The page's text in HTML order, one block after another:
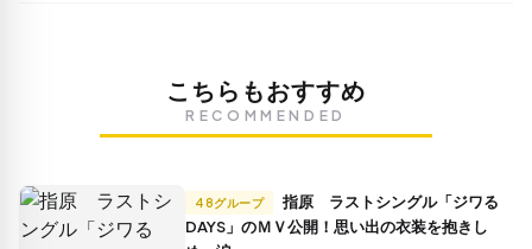
こちらもおすすめ
RECOMMENDED
48グループ
DAYS」のＭＶ公開！思い出の衣装を抱きし